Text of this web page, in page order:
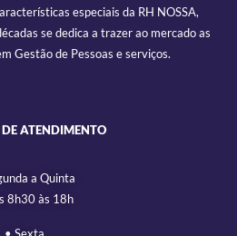
especiais da RH NOSSA,
se dedica a trazer ao mercado as
Gestão de Pessoas e serviços.
ATENDIMENTO
a Quinta
8h30 às 18h
• Sexta